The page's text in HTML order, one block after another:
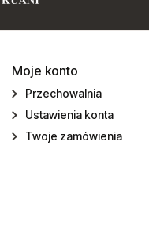
Moje konto
Przechowalnia
Ustawienia konta
Twoje zamówienia